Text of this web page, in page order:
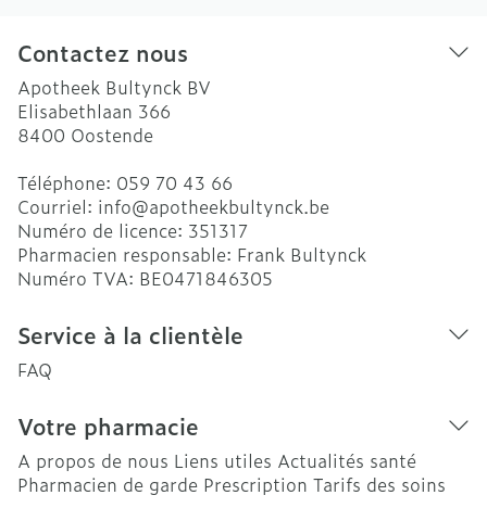
Contactez nous
Apotheek Bultynck BV
Elisabethlaan 366
8400 Oostende
Téléphone: 059 70 43 66
Courriel: info@apotheekbultynck.be
Numéro de licence: 351317
Pharmacien responsable: Frank Bultynck
Numéro TVA: BE0471846305
Service à la clientèle
FAQ
Votre pharmacie
A propos de nous Liens utiles Actualités santé
Pharmacien de garde Prescription Tarifs des soins